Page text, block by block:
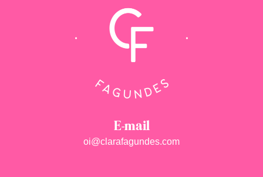
E-mail
oi@clarafagundes.com